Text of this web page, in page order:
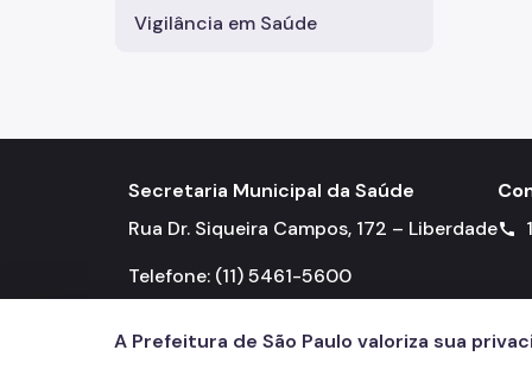
Vigilância em Saúde
Secretaria Municipal da Saúde
Rua Dr. Siqueira Campos, 172 – Liberdade
Telefone: (11) 5461-5600
call
A Prefeitura de São Paulo valoriza sua